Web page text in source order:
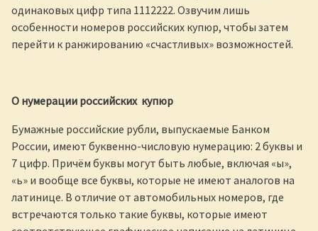
одинаковых цифр типа 1112222. Озвучим лишь
особенности номеров российских купюр, чтобы затем
перейти к ранжированию «счастливых» возможностей.
О нумерации российских купюр
Бумажные российские рубли, выпускаемые Банком
России, имеют буквенно-числовую нумерацию: 2 буквы и
7 цифр. Причём буквы могут быть любые, включая «ы»,
«ь» и вообще все буквы, которые не имеют аналогов на
латинице. В отличие от автомобильных номеров, где
встречаются только такие буквы, которые имеют